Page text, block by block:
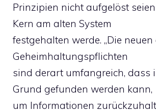
Prinzipien nicht aufgelöst
Kern am alten System
festgehalten werde. „Die
Geheimhaltungspflichten
sind derart umfangreich, dass
Grund gefunden werden kann,
um Informationen